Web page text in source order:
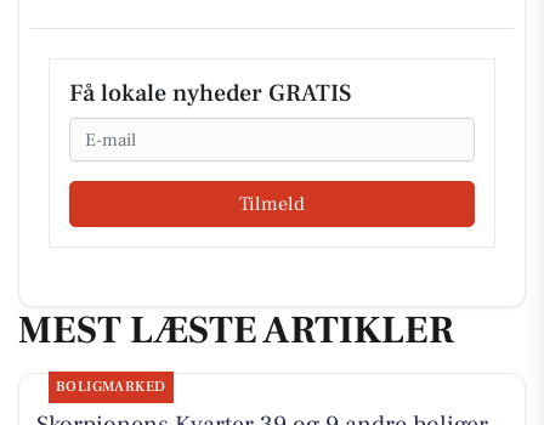
Få lokale nyheder GRATIS
Email
Tilmeld
MEST LÆSTE ARTIKLER
BOLIGMARKED